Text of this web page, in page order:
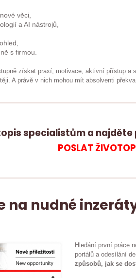
věci,
a AI nástrojů,
s firmou.
získat praxí, motivace, aktivní přístup a
A právě v nich mohou mít absolventi
specialistům a najděte
POSLAT
na nudné
Hledání první práce
portálů a odesílání
způsobů, jak se